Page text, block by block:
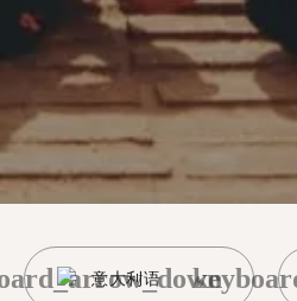
意大利语